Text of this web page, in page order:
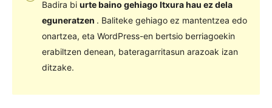
Badira bi urte baino gehiago Itxura hau ez dela
eguneratzen . Baliteke gehiago ez mantentzea edo
onartzea, eta WordPress-en bertsio berriagoekin
erabiltzen denean, bateragarritasun arazoak izan
ditzake.